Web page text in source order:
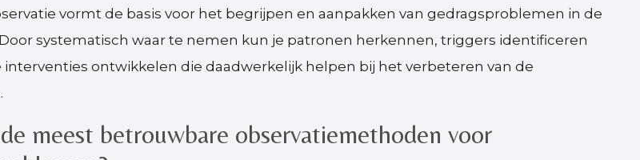
vormt de basis voor het begrijpen en aanpakken van gedragsproblemen in de
systematisch waar te nemen kun je patronen herkennen, triggers identificeren
interventies ontwikkelen die daadwerkelijk helpen bij het verbeteren van de
meest betrouwbare observatiemethoden voor